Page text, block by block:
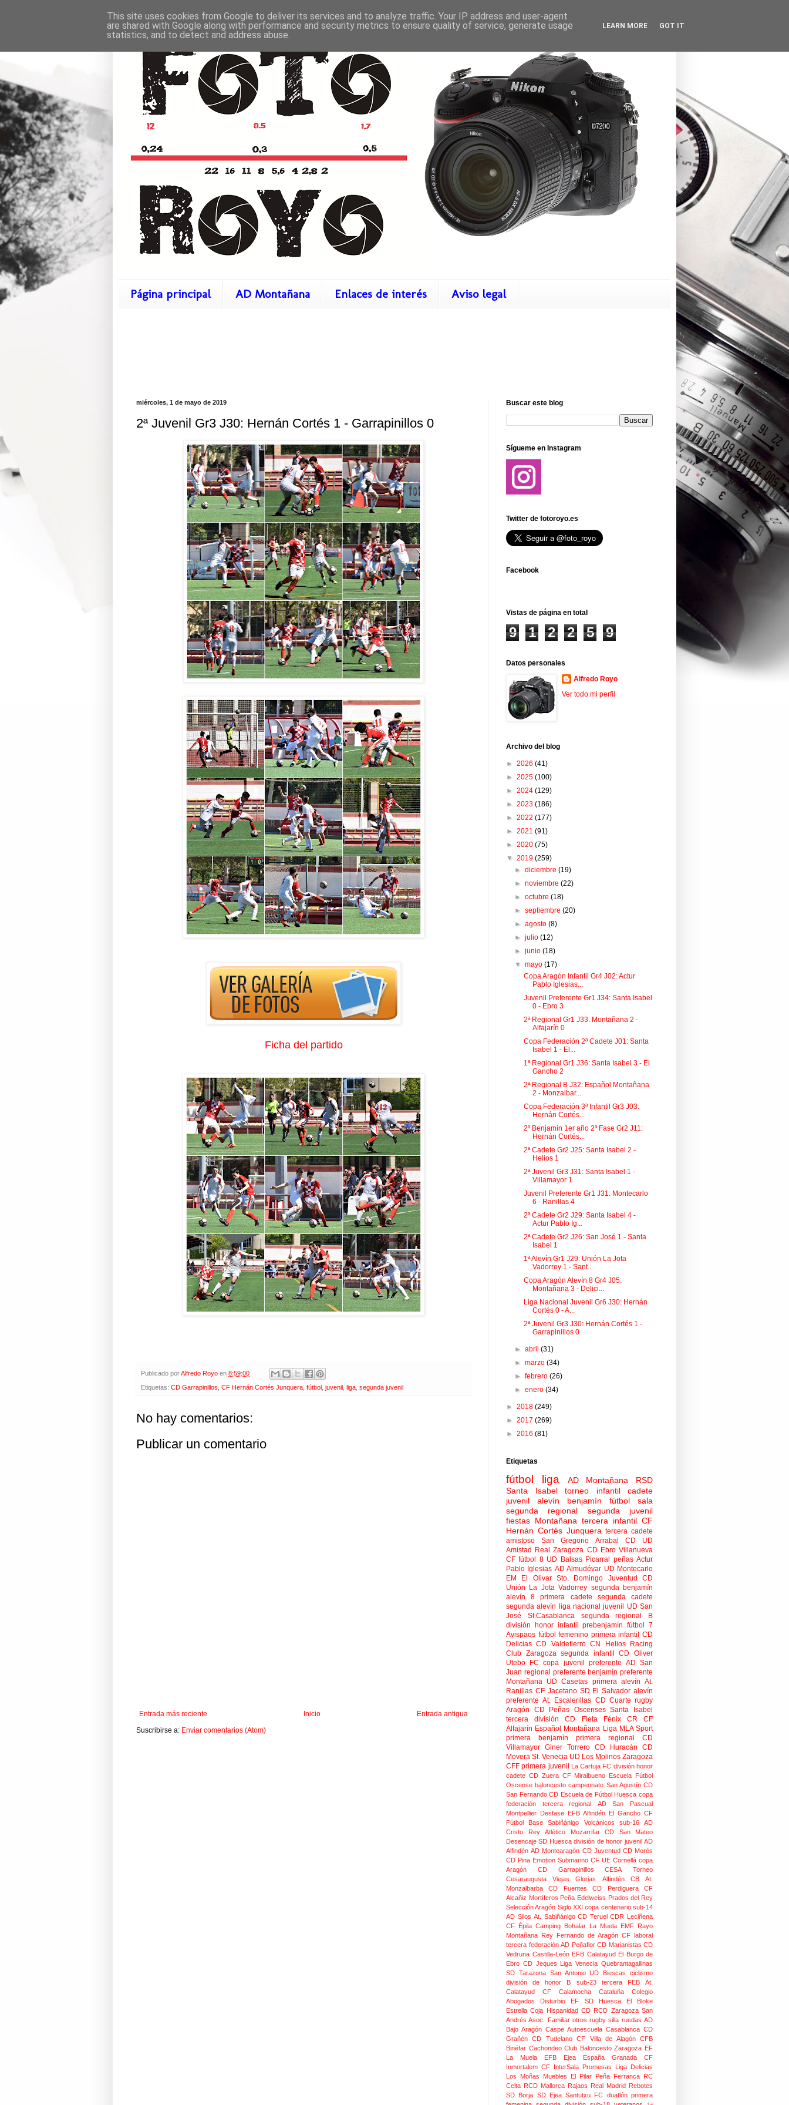
Página principal AD Montañana Enlaces de interés Aviso legal
miércoles, 1 de mayo de 2019
2ª Juvenil Gr3 J30: Hernán Cortés 1 - Garrapinillos 0
Ficha del partido
Publicado porAlfredo Royo en 8:59:00
Etiquetas: CD Garrapinillos CF Hernán Cortés Junquera fútbol juvenil liga segunda juvenil
No hay comentarios:
Publicar un comentario
Entrada más reciente Entrada antigua
Inicio
Suscribirse a: Enviar comentarios (Atom)
Buscar este blog
Sígueme en Instagram
Twitter de fotoroyo.es
Facebook
Vistas de página en total
9 1 2 2 5 9
Datos personales
Alfredo Royo
Ver todo mi perfil
Archivo del blog
► 2026 (41)
► 2025 (100)
► 2024 (129)
► 2023 (186)
► 2022 (177)
► 2021 (91)
► 2020 (75)
▼ 2019 (259)
►diciembre(19)
►noviembre(22)
►octubre(18)
►septiembre(20)
►agosto(8)
►julio(12)
►junio(18)
▼mayo(17)
Copa Aragón Infantil Gr4 J02: Actur
Pablo Iglesias...
Juvenil Preferente Gr1 J34: Santa Isabel
0 - Ebro 3
2ª Regional Gr1 J33: Montañana 2 -
Alfajarín 0
Copa Federación 2ª Cadete J01: Santa
Isabel 1 - El...
1ª Regional Gr1 J36: Santa Isabel 3 - El
Gancho 2
2ª Regional B J32: Español Montañana
2 - Monzalbar...
Copa Federación 3ª Infantil Gr3 J03:
Hernán Cortés...
2ª Benjamín 1er año 2ª Fase Gr2 J11:
Hernán Cortés...
2ª Cadete Gr2 J25: Santa Isabel 2 -
Helios 1
2ª Juvenil Gr3 J31: Santa Isabel 1 -
Villamayor 1
Juvenil Preferente Gr1 J31: Montecarlo
6 - Ranillas 4
2ª Cadete Gr2 J29: Santa Isabel 4 -
Actur Pablo Ig...
2ª Cadete Gr2 J26: San José 1 - Santa
Isabel 1
1ª Alevín Gr1 J29: Unión La Jota
Vadorrey 1 - Sant...
Copa Aragón Alevín 8 Gr4 J05:
Montañana 3 - Delici...
Liga Nacional Juvenil Gr6 J30: Hernán
Cortés 0 - A...
2ª Juvenil Gr3 J30: Hernán Cortés 1 -
Garrapinillos 0
►abril(31)
►marzo(34)
►febrero(26)
►enero(34)
► 2018 (249)
► 2017 (269)
► 2016 (81)
Etiquetas
fútbol liga AD Montañana
RSD
Santa Isabel
torneo infantil
cadete
juvenil
alevín benjamín
fútbol sala
segunda regional
segunda juvenil
fiestas Montañana tercera infantil CF
Hernán Cortés Junquera tercera cadete
amistoso
San Gregorio Arrabal CD
UD
Amistad
Real Zaragoza CD Ebro Villanueva
CF fútbol 8 UD Balsas Picarral peñas Actur
Pablo Iglesias AD Almudévar UD Montecarlo
EM El Olivar Sto. Domingo Juventud
CD
Unión La Jota Vadorrey segunda benjamín
alevín 8
primera cadete
segunda cadete
segunda alevín
liga nacional juvenil
UD San
José
St.Casablanca
segunda regional B
división honor infantil
prebenjamín fútbol 7
Avispaos fútbol femenino primera infantil
CD
Delicias CD Valdefierro CN Helios
Racing
Club Zaragoza segunda infantil
CD Oliver
Utebo FC copa juvenil preferente AD San
Juan regional preferente benjamín preferente
Montañana UD Casetas primera alevín At.
Ranillas CF Jacetano SD El Salvador alevín
preferente At. Escalerillas CD Cuarte rugby
Aragón
CD Peñas Oscenses Santa Isabel
tercera división
CD Fleta Fénix CR
CF
Alfajarín Español Montañana Liga MLA Sport
primera benjamín
primera regional
CD
Villamayor Giner Torrero CD Huracán
CD
Movera St. Venecia UD Los Molinos Zaragoza
CFF primera juvenil La Cartuja FC división honor
cadete CD Zuera CF Miralbueno Escuela Fútbol
Oscense baloncesto campeonato San Agustín CD
San Fernando CD Escuela de Fútbol Huesca copa
federación
tercera regional
AD San Pascual
Montpellier Desfase EFB Alfindén El Gancho CF
Fútbol Base Sabiñánigo
Volcánicos sub-16
AD
Cristo Rey
Atlético Mozarrifar
CD San Mateo
Desencaje SD Huesca división de honor juvenil AD
Alfindén AD Montearagón CD Juventud CD Morés
CD Pina Emotion Submarino CF UE Cornellá copa
Aragón
CD Garrapinillos CESA
Torneo
Cesaraugusta
Viejas Glorias Alfindén CB
At.
Monzalbarba
CD Fuentes CD Perdiguera
CF
Alcañiz Mortíferos Peña Edelweiss Prados del Rey
Selección Aragón Siglo XXI copa centenario sub-14
AD Silos At. Sabiñánigo CD Teruel CDR Leciñena
CF Épila Camping Bohalar La Muela EMF Rayo
Montañana Rey Fernando de Aragón CF laboral
tercera federación AD Peñaflor CD Marianistas CD
Vedruna Castilla-León EFB Calatayud El Burgo de
Ebro CD Jeques Liga Venecia Quebrantagallinas
SD Tarazona San Antonio UD Biescas
ciclismo
división de honor B
sub-23 tercera FEB
At.
Calatayud
CF Calamocha Cataluña
Colegio
Abogados
Disturbio EF SD Huesca
El Bloke
Estrella Coja Hispanidad CD RCD Zaragoza San
Andrés Asoc. Familiar otros rugby silla ruedas AD
Bajo Aragón Caspe Autoescuela Casablanca CD
Grañén
CD Tudelano CF Villa de Alagón
CFB
Binéfar Cachondeo Club Baloncesto Zaragoza EF
La Muela
EFB Ejea España
Granada CF
Inmortalem CF InterSala Promesas
Liga Delicias
Los Moñas
Muebles El Pilar Peña Ferranca RC
Celta RCD Mallorca Rajaos Real Madrid Rebotes
SD Borja SD Ejea Santutxu FC duatlón primera
This site uses cookies from Google to deliver its services and to analyze traffic. Your IP address and user-agent
are shared with Google along with performance and security metrics to ensure quality of service, generate usage
statistics, and to detect and address abuse.
LEARN MORE GOT IT